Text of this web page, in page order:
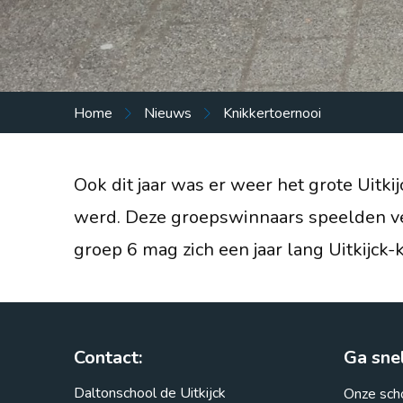
Praktische info
Nieuws
Home Nieuws Knikkertoernooi
Ook dit jaar was er weer het grote
werd. Deze groepswinnaars speelden
groep 6 mag zich een jaar lang
Contact:
Daltonschool de Uitkijck
Ga
Onze